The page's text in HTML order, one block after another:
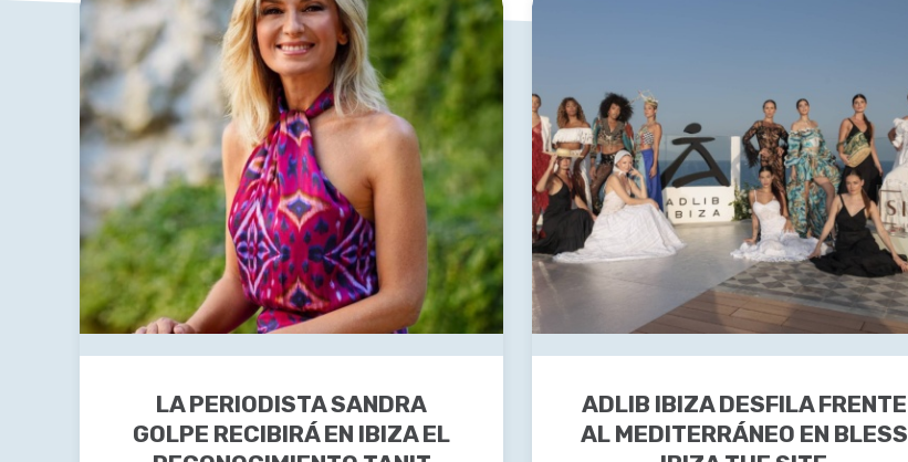
LA PERIODISTA SANDRA
GOLPE RECIBIRÁ EN IBIZA EL
ADLIB IBIZA DESFILA FRENTE
AL MEDITERRÁNEO EN BLESS